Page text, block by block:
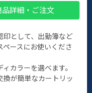
品詳細・ご注文
印として、出勤簿など
ペースにお使いくださ
カラーを選べます。
換が簡単なカートリッ